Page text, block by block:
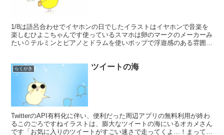
1/8は語呂合わせでイヤホンの日でしたイラストはイヤホンで音楽を
楽しむひよこちゃんです使っているスマホは卵のマークのメーカーみ
たい🥚テルミンとピアノとドラムを使いポップで浮遊感のある雰囲気
らくがき ツイートの海
TwitterのAPI有料化に伴い、便利だった周辺アプリの無料利用が終わ
るこのごろですねイラストは、膨大なツイートの海にいるオカメさん
です「お気に入りのツイートがすごい速さで走ってくよ…！まって